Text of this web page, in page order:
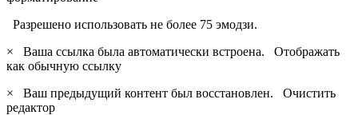
Разрешено использовать не более 75 эмодзи.
×
Ваша ссылка была автоматически встроена. Отображать
как обычную ссылку
×
Ваш предыдущий контент был восстановлен. Очистить
редактор